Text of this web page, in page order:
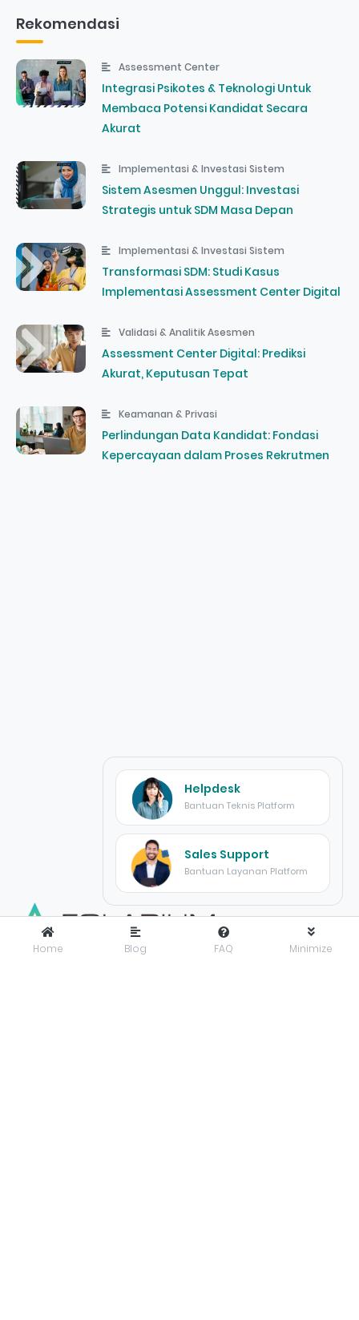
Rekomendasi
Assessment Center
Integrasi Psikotes & Teknologi Untuk
Membaca Potensi Kandidat Secara
Akurat
Implementasi & Investasi Sistem
Sistem Asesmen Unggul: Investasi
Strategis untuk SDM Masa Depan
Implementasi & Investasi Sistem
Transformasi SDM: Studi Kasus
Implementasi Assessment Center Digital
Validasi & Analitik Asesmen
Assessment Center Digital: Prediksi
Akurat, Keputusan Tepat
Keamanan & Privasi
Perlindungan Data Kandidat: Fondasi
Kepercayaan dalam Proses Rekrutmen
Home Blog FAQ Minimize
Helpdesk
Bantuan Teknis Platform
Sales Support
Bantuan Layanan Platform